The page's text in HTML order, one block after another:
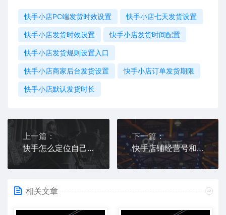
快手小店PC端发货时效设置 快手小店七天发货设置
快手小店发货时效设置 快手小店发货时间配置
快手小店发货规则设置入口
快手小店商家后台发货设置 快手小店订单发货期限
快手小店默认发货时长
上一篇：
快手怎么定位自己的店铺
下一篇：
快手店铺经营号和店铺授权号是什么
相关文章